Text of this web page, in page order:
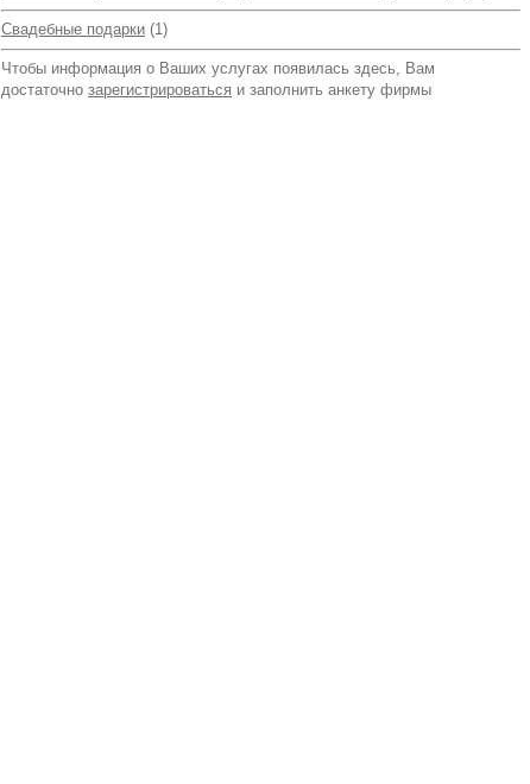
Свадебные подарки (1)
Чтобы информация о Ваших услугах появилась здесь, Вам
достаточно зарегистрироваться и заполнить анкету фирмы